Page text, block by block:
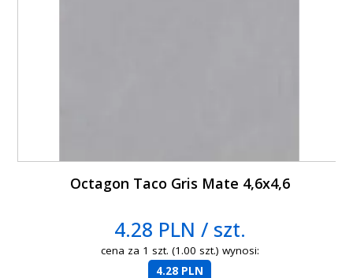
Octagon Taco Gris Mate 4,6x4,6
4.28 PLN / szt.
cena za 1 szt. (1.00 szt.) wynosi:
4.28 PLN